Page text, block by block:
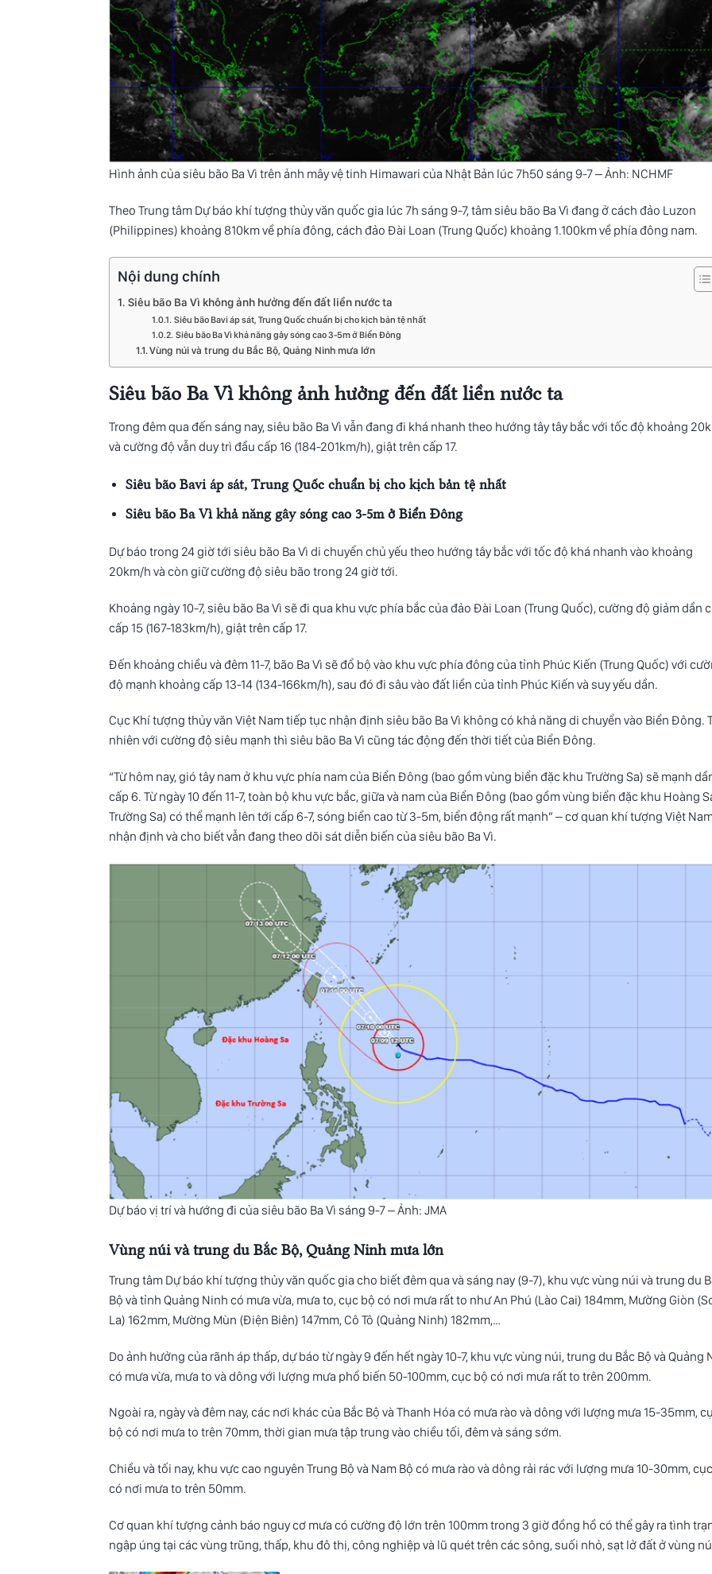
Hình ảnh của siêu bão Ba Vì trên ảnh mây vệ tinh Himawari của Nhật Bản lúc 7h50 sáng 9-7 – Ảnh: NCHMF
Theo Trung tâm Dự báo khí tượng thủy văn quốc gia lúc 7h sáng 9-7, tâm siêu bão Ba Vì đang ở cách đảo Luzon
(Philippines) khoảng 810km về phía đông, cách đảo Đài Loan (Trung Quốc) khoảng 1.100km về phía đông nam.
Nội dung chính
Siêu bão Ba Vì không ảnh hưởng đến đất liền nước ta
Siêu bão Bavi áp sát, Trung Quốc chuẩn bị cho kịch bản tệ nhất
Siêu bão Ba Vì khả năng gây sóng cao 3-5m ở Biển Đông
Vùng núi và trung du Bắc Bộ, Quảng Ninh mưa lớn
Siêu bão Ba Vì không ảnh hưởng đến đất liền nước ta
Trong đêm qua đến sáng nay, siêu bão Ba Vì vẫn đang đi khá nhanh theo hướng tây tây bắc với tốc độ khoảng
và cường độ vẫn duy trì đầu cấp 16 (184-201km/h), giật trên cấp 17.
Siêu bão Bavi áp sát, Trung Quốc chuẩn bị cho kịch bản tệ nhất
Siêu bão Ba Vì khả năng gây sóng cao 3-5m ở Biển Đông
Dự báo trong 24 giờ tới siêu bão Ba Vì di chuyển chủ yếu theo hướng tây bắc với tốc độ khá nhanh vào khoảng
20km/h và còn giữ cường độ siêu bão trong 24 giờ tới.
Khoảng ngày 10-7, siêu bão Ba Vì sẽ đi qua khu vực phía bắc của đảo Đài Loan (Trung Quốc), cường độ giảm dần
cấp 15 (167-183km/h), giật trên cấp 17.
Đến khoảng chiều và đêm 11-7, bão Ba Vì sẽ đổ bộ vào khu vực phía đông của tỉnh Phúc Kiến (Trung Quốc) với
độ mạnh khoảng cấp 13-14 (134-166km/h), sau đó đi sâu vào đất liền của tỉnh Phúc Kiến và suy yếu dần.
Cục Khí tượng thủy văn Việt Nam tiếp tục nhận định siêu bão Ba Vì không có khả năng di chuyển vào Biển Đông.
nhiên với cường độ siêu mạnh thì siêu bão Ba Vì cũng tác động đến thời tiết của Biển Đông.
“Từ hôm nay, gió tây nam ở khu vực phía nam của Biển Đông (bao gồm vùng biển đặc khu Trường Sa) sẽ mạnh
cấp 6. Từ ngày 10 đến 11-7, toàn bộ khu vực bắc, giữa và nam của Biển Đông (bao gồm vùng biển đặc khu Hoàng
Trường Sa) có thể mạnh lên tới cấp 6-7, sóng biển cao từ 3-5m, biển động rất mạnh” – cơ quan khí tượng Việt
nhận định và cho biết vẫn đang theo dõi sát diễn biến của siêu bão Ba Vì.
Dự báo vị trí và hướng đi của siêu bão Ba Vì sáng 9-7 – Ảnh: JMA
Vùng núi và trung du Bắc Bộ, Quảng Ninh mưa lớn
Trung tâm Dự báo khí tượng thủy văn quốc gia cho biết đêm qua và sáng nay (9-7), khu vực vùng núi và trung du
Bộ và tỉnh Quảng Ninh có mưa vừa, mưa to, cục bộ có nơi mưa rất to như An Phú (Lào Cai) 184mm, Mường Giòn
La) 162mm, Mường Mùn (Điện Biên) 147mm, Cô Tô (Quảng Ninh) 182mm,…
Do ảnh hưởng của rãnh áp thấp, dự báo từ ngày 9 đến hết ngày 10-7, khu vực vùng núi, trung du Bắc Bộ và Quảng
có mưa vừa, mưa to và dông với lượng mưa phổ biến 50-100mm, cục bộ có nơi mưa rất to trên 200mm.
Ngoài ra, ngày và đêm nay, các nơi khác của Bắc Bộ và Thanh Hóa có mưa rào và dông với lượng mưa 15-35mm,
bộ có nơi mưa to trên 70mm, thời gian mưa tập trung vào chiều tối, đêm và sáng sớm.
Chiều và tối nay, khu vực cao nguyên Trung Bộ và Nam Bộ có mưa rào và dông rải rác với lượng mưa 10-30mm,
có nơi mưa to trên 50mm.
Cơ quan khí tượng cảnh báo nguy cơ mưa có cường độ lớn trên 100mm trong 3 giờ đồng hồ có thể gây ra tình
ngập úng tại các vùng trũng, thấp, khu đô thị, công nghiệp và lũ quét trên các sông, suối nhỏ, sạt lở đất ở vùng